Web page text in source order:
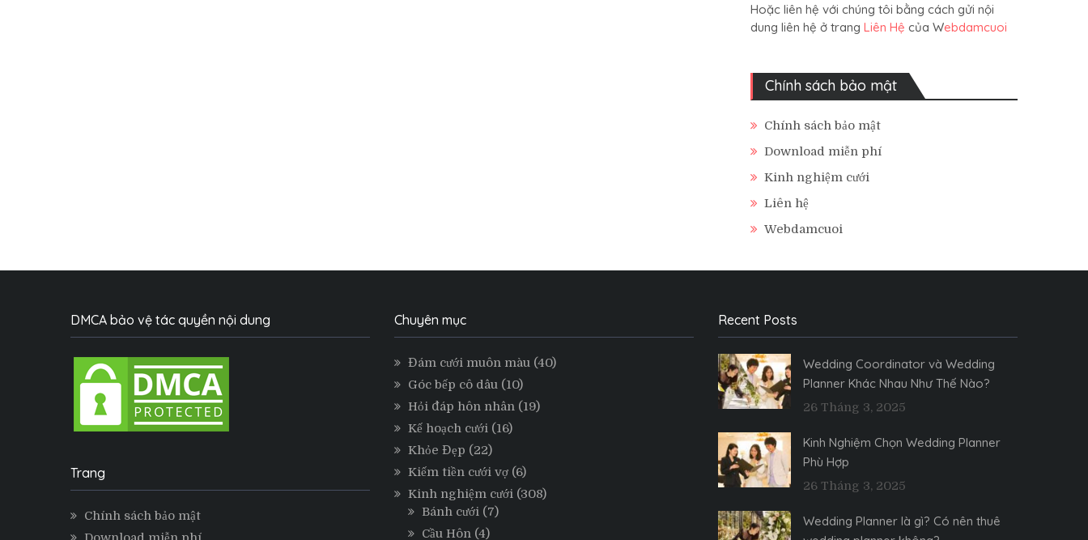
Hoặc liên hệ với chúng tôi bằng cách gửi nội
dung liên hệ ở trang Liên Hệ của Webdamcuoi
Chính sách bảo mật
Chính sách bảo mật
Download miễn phí
Kinh nghiệm cưới
Liên hệ
Webdamcuoi
DMCA bảo vệ tác quyền nội dung
Trang
Chính sách bảo mật
Chuyên mục
Đám cưới muôn màu(40)
Góc bếp cô dâu(10)
Hỏi đáp hôn nhân(19)
Kế hoạch cưới(16)
Khỏe Đẹp (22)
Kiếm tiền cưới vợ(6)
Kinh nghiệm cưới(308)
Bánh cưới(7)
Cầu Hôn(4)
Recent Posts
Wedding Coordinator và Wedding
Planner Khác Nhau Như Thế Nào?
26 Tháng 3, 2025
Kinh Nghiệm Chọn Wedding Planner
Phù Hợp
26 Tháng 3, 2025
Wedding Planner là gì? Có nên thuê